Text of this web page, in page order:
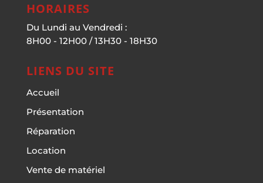
HORAIRES
Du Lundi au Vendredi :
8H00 - 12H00 / 13H30 - 18H30
LIENS DU SITE
Accueil
Présentation
Réparation
Location
Vente de matériel